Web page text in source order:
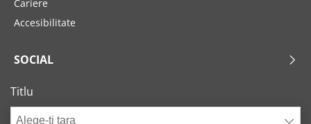
Cariere
Accesibilitate
SOCIAL
Titlu
Alege-ți țara